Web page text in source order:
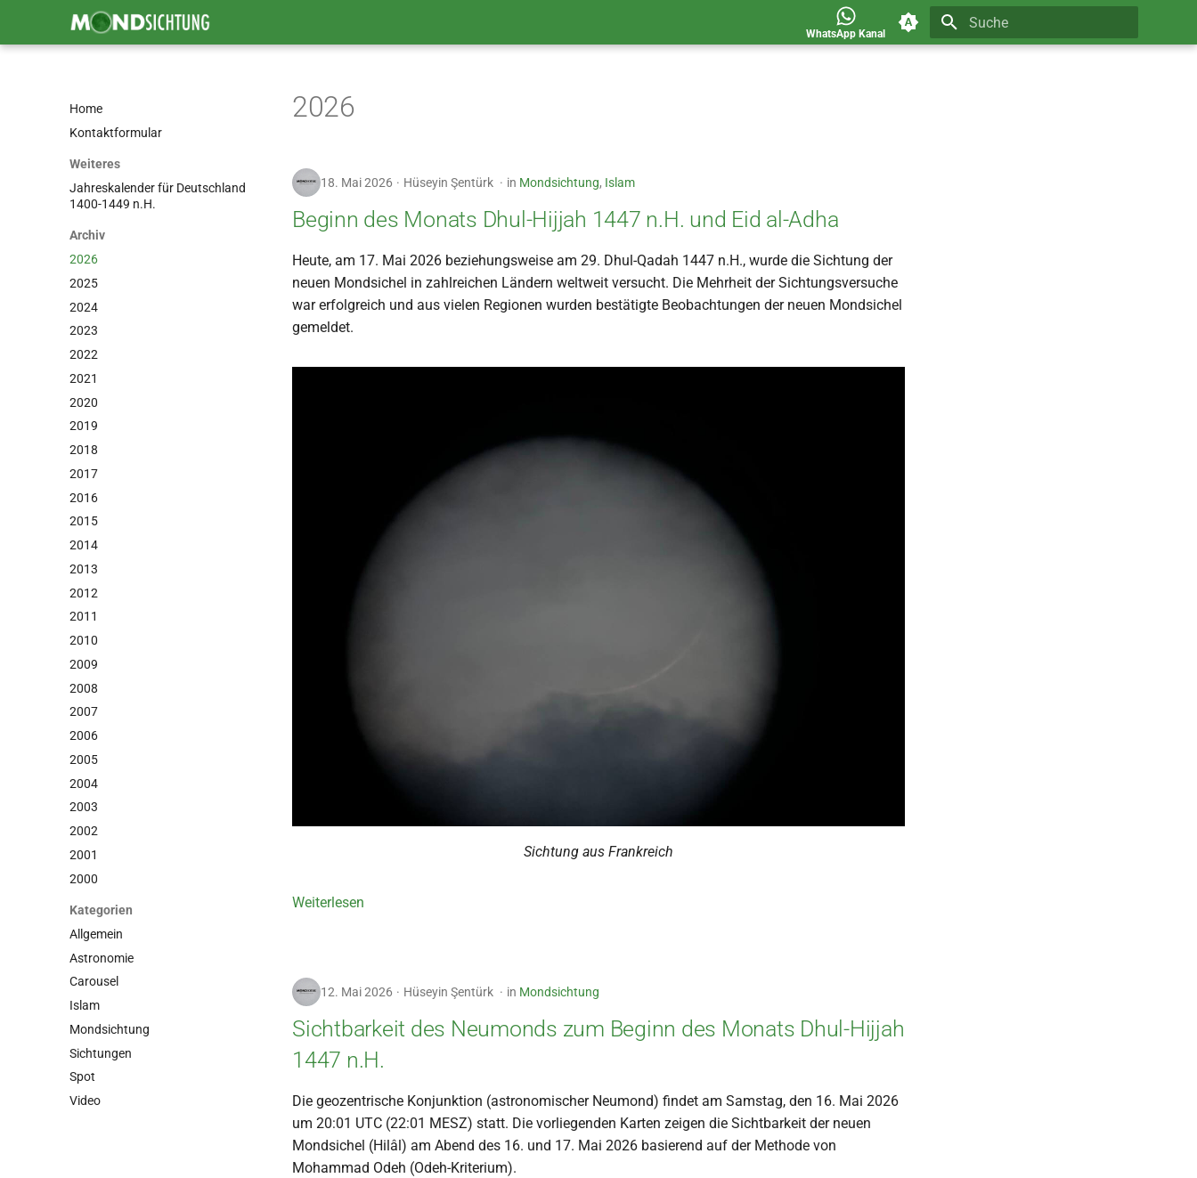
WhatsApp Kanal
Home
Kontaktformular
Weiteres
Jahreskalender für Deutschland
1400-1449 n.H.
Archiv
2026
2025
2024
2023
2022
2021
2020
2019
2018
2017
2016
2015
2014
2013
2012
2011
2010
2009
2008
2007
2006
2005
2004
2003
2002
2001
2000
Kategorien
Allgemein
Astronomie
Carousel
Islam
Mondsichtung
Sichtungen
Spot
Video
2026
18. Mai 2026 Hüseyin Şentürk in Mondsichtung, Islam
Beginn des Monats Dhul-Hijjah 1447 n.H. und Eid al-Adha
Heute, am 17. Mai 2026 beziehungsweise am 29. Dhul-Qadah 1447 n.H., wurde die Sichtung der
neuen Mondsichel in zahlreichen Ländern weltweit versucht. Die Mehrheit der Sichtungsversuche
war erfolgreich und aus vielen Regionen wurden bestätigte Beobachtungen der neuen Mondsichel
gemeldet.
Sichtung aus Frankreich
Weiterlesen
12. Mai 2026 Hüseyin Şentürk in Mondsichtung
Sichtbarkeit des Neumonds zum Beginn des Monats Dhul-Hijjah
1447 n.H.
Die geozentrische Konjunktion (astronomischer Neumond) findet am Samstag, den 16. Mai 2026
um 20:01 UTC (22:01 MESZ) statt. Die vorliegenden Karten zeigen die Sichtbarkeit der neuen
Mondsichel (Hilâl) am Abend des 16. und 17. Mai 2026 basierend auf der Methode von
Mohammad Odeh (Odeh-Kriterium).